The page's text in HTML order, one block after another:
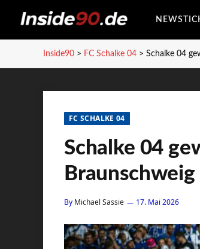
Inside90 > FC Schalke 04 > Schalke 04
FC SCHALKE 04
Schalke 04
Braunschweig
By Michael Sassie 17. Mai 2026